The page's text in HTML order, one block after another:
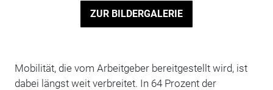
ZUR BILDERGALERIE
Mobilität, die vom Arbeitgeber bereitgestellt wird, ist
dabei längst weit verbreitet. In 64 Prozent der